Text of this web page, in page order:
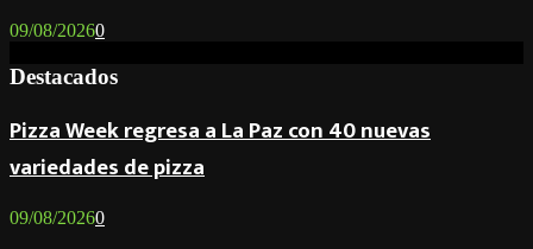
09/08/20260
Destacados
Pizza Week regresa a La Paz con 40 nuevas
variedades de pizza
09/08/20260